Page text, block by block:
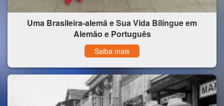
Uma Brasileira-alemã e Sua Vida Bilíngue em
Alemão e Português
Saiba mais